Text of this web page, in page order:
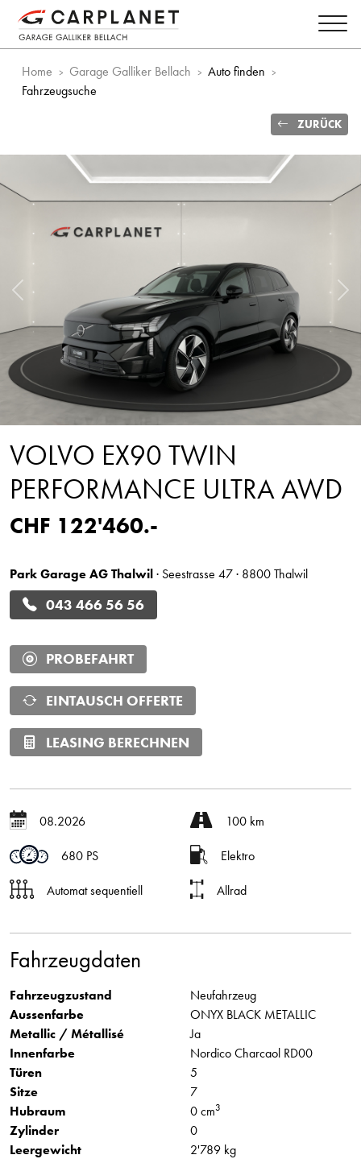
Home Garage Galliker Bellach
Auto finden
Fahrzeugsuche
ZURÜCK
Vorheriges Bild
VOLVO EX90 TWIN
PERFORMANCE ULTRA AWD
CHF 122'460.-
Park Garage AG Thalwil· Seestrasse 47 · 8800 Thalwil
043 466 56 56
PROBEFAHRT
EINTAUSCH OFFERTE
LEASING BERECHNEN
08.2026 100 km
680 PS Elektro
Automat sequentiell Allrad
Fahrzeugdaten
Fahrzeugzustand
Neufahrzeug
Aussenfarbe
ONYX BLACK METALLIC
Metallic / Métallisé
Ja
Innenfarbe
Nordico Charcaol RD00
Türen
5
Sitze
7
Hubraum
0 cm3
Zylinder
0
Leergewicht
2'789 kg